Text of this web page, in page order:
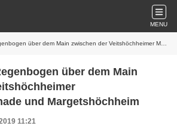
MENU
dem Main zwischen der Veitshöchheimer Mainuferpromenade und Margetshöchheim
über dem Main
und Margetshöchheim
11:21